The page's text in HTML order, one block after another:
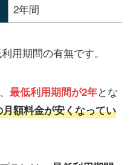
2年間
用期間の有無です。
最低利用期間が2年とな
額料金が安くなってい